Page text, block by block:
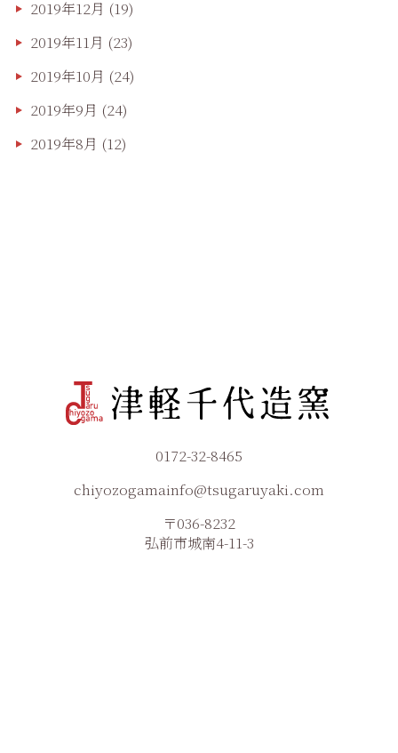
2019年12月 (19)
2019年11月 (23)
2019年10月 (24)
2019年9月 (24)
2019年8月 (12)
0172-32-8465
chiyozogamainfo@tsugaruyaki.com
〒036-8232
弘前市城南4-11-3